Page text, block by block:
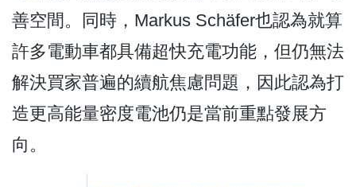
善空間。同時，Markus Schäfer也認為就算
許多電動車都具備超快充電功能，但仍無法
解決買家普遍的續航焦慮問題，因此認為打
造更高能量密度電池仍是當前重點發展方
向。